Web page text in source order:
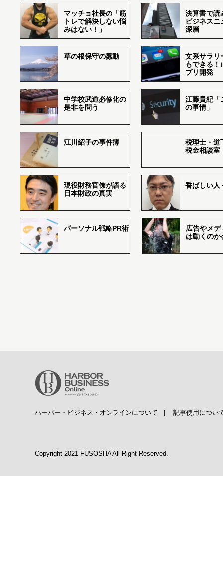
マッチョ社長の「筋
トレで解決しない悩
みはない！」
決算書で読
ビジネスニ
深層
草の根保守の蠢動
文系サラリ
もできる
プリ開発
中学校武道必修化の
是非を問う
江藤貴紀「
の事情」
江川紹子の事件簿
税理士・道
税金相談室
現役財務官僚が語る
日本財政の真実
香ばしい
パーソナル戦略PR術
広告やメデ
は動くのか
ハーバー・ビジネス・オンラインについて 記事使用につい
Copyright 2021 FUSOSHA All Right Reserved.